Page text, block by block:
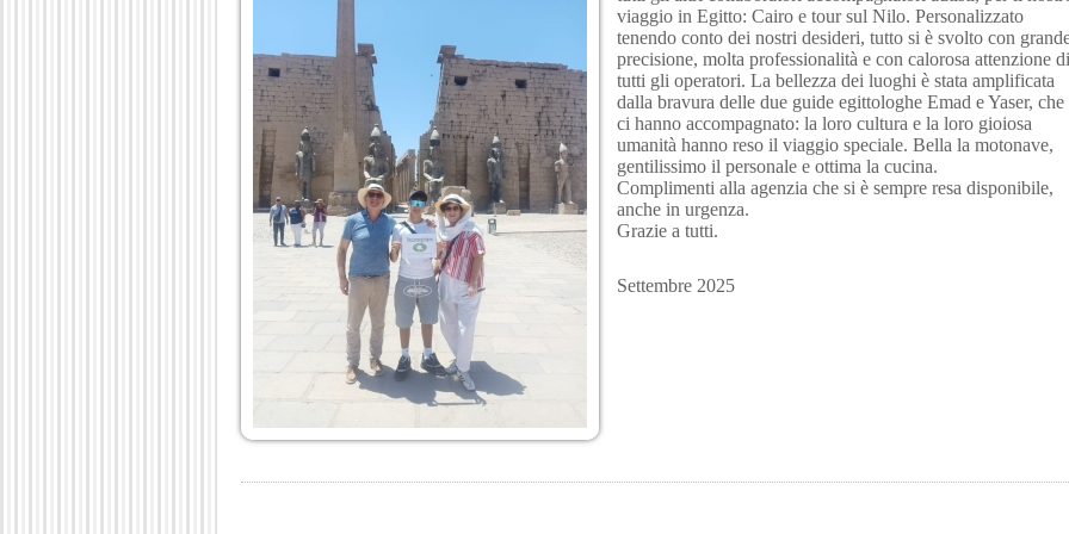
viaggio in Egitto: Cairo e tour sul Nilo. Personalizzato
tenendo conto dei nostri desideri, tutto si è svolto con
precisione, molta professionalità e con calorosa attenzione di
tutti gli operatori. La bellezza dei luoghi è stata amplificata
dalla bravura delle due guide egittologhe Emad e Yaser, che
ci hanno accompagnato: la loro cultura e la loro gioiosa
umanità hanno reso il viaggio speciale. Bella la motonave,
gentilissimo il personale e ottima la cucina.
Complimenti alla agenzia che si è sempre resa disponibile,
anche in urgenza.
Grazie a tutti.
Settembre 2025